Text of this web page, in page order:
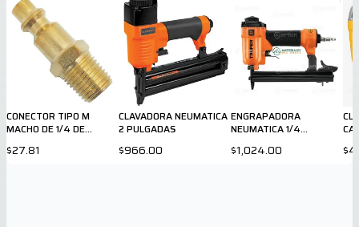
CONECTOR TIPO M
MACHO DE 1/4 DE
$27.81
CLAVADORA NEUMATICA
2 PULGADAS
$966.00
ENGRAPADORA
NEUMATICA 1/4
$1,024.00